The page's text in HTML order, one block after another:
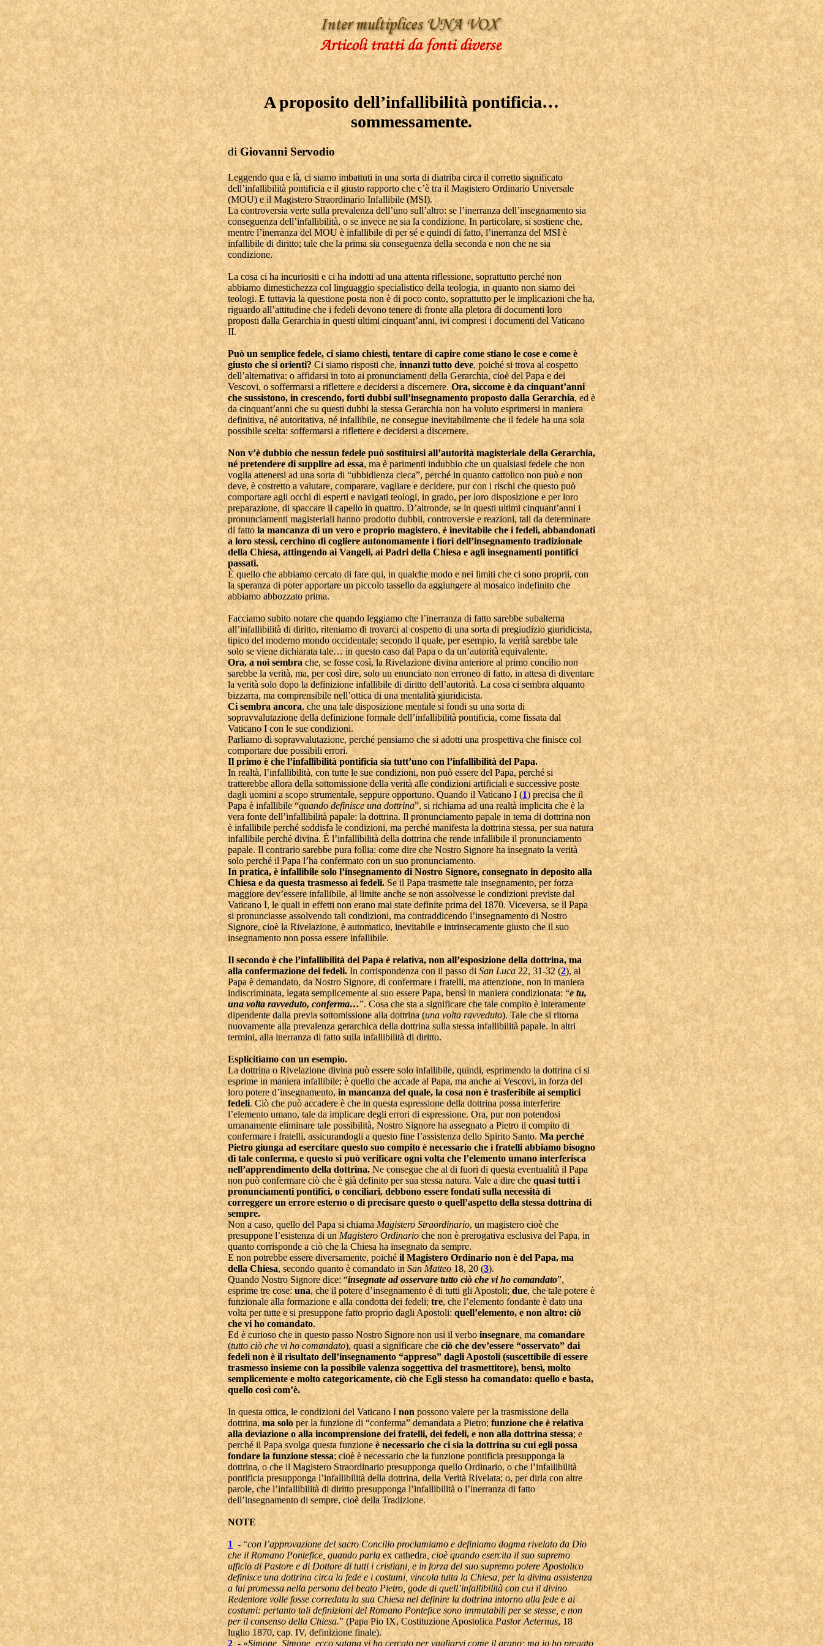
A proposito dell’infallibilità pontificia…
sommessamente.
diGiovanni Servodio
Leggendo qua e là, ci siamo imbattuti in una sorta di diatriba circa il corretto significato
dell’infallibilità pontificia e il giusto rapporto che c’è tra il Magistero Ordinario Universale
(MOU) e il Magistero Straordinario Infallibile (MSI).
La controversia verte sulla prevalenza dell’uno sull’altro: se l’inerranza dell’insegnamento sia
conseguenza dell’infallibilità, o se invece ne sia la condizione. In particolare, si sostiene che,
mentre l’inerranza del MOU è infallibile di per sé e quindi di fatto, l’inerranza del MSI è
infallibile di diritto; tale che la prima sia conseguenza della seconda e non che ne sia
condizione.
La cosa ci ha incuriositi e ci ha indotti ad una attenta riflessione, soprattutto perché non
abbiamo dimestichezza col linguaggio specialistico della teologia, in quanto non siamo dei
teologi. E tuttavia la questione posta non è di poco conto, soprattutto per le implicazioni che ha,
riguardo all’attitudine che i fedeli devono tenere di fronte alla pletora di documenti loro
proposti dalla Gerarchia in questi ultimi cinquant’anni, ivi compresi i documenti del Vaticano
II.
Può un semplice fedele, ci siamo chiesti, tentare di capire come stiano le cose e come è
giusto che si orienti?Ci siamo risposti che,innanzi tutto deve, poiché si trova al cospetto
dell’alternativa: o affidarsi in toto ai pronunciamenti della Gerarchia, cioè del Papa e dei
Vescovi, o soffermarsi a riflettere e decidersi a discernere.Ora, siccome è da cinquant’anni
che sussistono, in crescendo, forti dubbi sull’insegnamento proposto dalla Gerarchia, ed è
da cinquant’anni che su questi dubbi la stessa Gerarchia non ha voluto esprimersi in maniera
definitiva, né autoritativa, né infallibile, ne consegue inevitabilmente che il fedele ha una sola
possibile scelta: soffermarsi a riflettere e decidersi a discernere.
Non v’è dubbio che nessun fedele può sostituirsi all’autorità magisteriale della Gerarchia,
né pretendere di supplire ad essa, ma è parimenti indubbio che un qualsiasi fedele che non
voglia attenersi ad una sorta di “ubbidienza cieca”, perché in quanto cattolico non può e non
deve, è costretto a valutare, comparare, vagliare e decidere, pur con i rischi che questo può
comportare agli occhi di esperti e navigati teologi, in grado, per loro disposizione e per loro
preparazione, di spaccare il capello in quattro. D’altronde, se in questi ultimi cinquant’anni i
pronunciamenti magisteriali hanno prodotto dubbii, controversie e reazioni, tali da determinare
di fattola mancanza di un vero e proprio magistero,è inevitabile che i fedeli, abbandonati
a loro stessi, cerchino di cogliere autonomamente i fiori dell’insegnamento tradizionale
della Chiesa, attingendo ai Vangeli, ai Padri della Chiesa e agli insegnamenti pontifici
passati.
È quello che abbiamo cercato di fare qui, in qualche modo e nei limiti che ci sono proprii, con
la speranza di poter apportare un piccolo tassello da aggiungere al mosaico indefinito che
abbiamo abbozzato prima.
Facciamo subito notare che quando leggiamo che l’inerranza di fatto sarebbe subalterna
all’infallibilità di diritto, riteniamo di trovarci al cospetto di una sorta di pregiudizio giuridicista,
tipico del moderno mondo occidentale; secondo il quale, per esempio, la verità sarebbe tale
solo se viene dichiarata tale… in questo caso dal Papa o da un’autorità equivalente.
Ora, a noi sembrache, se fosse così, la Rivelazione divina anteriore al primo concilio non
sarebbe la verità, ma, per così dire, solo un enunciato non erroneo di fatto, in attesa di diventare
la verità solo dopo la definizione infallibile di diritto dell’autorità. La cosa ci sembra alquanto
bizzarra, ma comprensibile nell’ottica di una mentalità giuridicista.
Ci sembra ancora, che una tale disposizione mentale si fondi su una sorta di
sopravvalutazione della definizione formale dell’infallibilità pontificia, come fissata dal
Vaticano I con le sue condizioni.
Parliamo di sopravvalutazione, perché pensiamo che si adotti una prospettiva che finisce col
comportare due possibili errori.
Il primo è che l’infallibilità pontificia sia tutt’uno con l’infallibilità del Papa.
In realtà, l’infallibilità, con tutte le sue condizioni, non può essere del Papa, perché si
tratterebbe allora della sottomissione della verità alle condizioni artificiali e successive poste
dagli uomini a scopo strumentale, seppure opportuno. Quando il Vaticano I (1) precisa che il
Papa è infallibile “quando definisce una dottrina”, si richiama ad una realtà implicita che è la
vera fonte dell’infallibilità papale: la dottrina. Il pronunciamento papale in tema di dottrina non
è infallibile perché soddisfa le condizioni, ma perché manifesta la dottrina stessa, per sua natura
infallibile perché divina. È l’infallibilità della dottrina che rende infallibile il pronunciamento
papale. Il contrario sarebbe pura follia: come dire che Nostro Signore ha insegnato la verità
solo perché il Papa l’ha confermato con un suo pronunciamento.
In pratica, è infallibile solo l’insegnamento di Nostro Signore, consegnato in deposito alla
Chiesa e da questa trasmesso ai fedeli. Se il Papa trasmette tale insegnamento, per forza
maggiore dev’essere infallibile, al limite anche se non assolvesse le condizioni previste dal
Vaticano I, le quali in effetti non erano mai state definite prima del 1870. Viceversa, se il Papa
si pronunciasse assolvendo tali condizioni, ma contraddicendo l’insegnamento di Nostro
Signore, cioè la Rivelazione, è automatico, inevitabile e intrinsecamente giusto che il suo
insegnamento non possa essere infallibile.
Il secondo è che l’infallibilità del Papa è relativa, non all’esposizione della dottrina, ma
alla confermazione dei fedeli.In corrispondenza con il passo diSan Luca22, 31-32(2), al
Papa è demandato, da Nostro Signore, di confermare i fratelli, ma attenzione, non in maniera
indiscriminata, legata semplicemente al suo essere Papa, bensì in maniera condizionata: “e tu,
una volta ravveduto, conferma…”. Cosa che sta a significare che tale compito è interamente
dipendente dalla previa sottomissione alla dottrina (una volta ravveduto). Tale che si ritorna
nuovamente alla prevalenza gerarchica della dottrina sulla stessa infallibilità papale. In altri
termini, alla inerranza di fatto sulla infallibilità di diritto.
Esplicitiamo con un esempio.
La dottrina o Rivelazione divina può essere solo infallibile, quindi, esprimendo la dottrina ci si
esprime in maniera infallibile; è quello che accade al Papa, ma anche ai Vescovi, in forza del
loro potere d’insegnamento,in mancanza del quale, la cosa non è trasferibile ai semplici
fedeli. Ciò che può accadere è che in questa espressione della dottrina possa interferire
l’elemento umano, tale da implicare degli errori di espressione. Ora, pur non potendosi
umanamente eliminare tale possibilità, Nostro Signore ha assegnato a Pietro il compito di
confermare i fratelli, assicurandogli a questo fine l’assistenza dello Spirito Santo.Ma perché
Pietro giunga ad esercitare questo suo compito è necessario che i fratelli abbiamo bisogno
di tale conferma, e questo si può verificare ogni volta che l’elemento umano interferisca
nell’apprendimento della dottrina.Ne consegue che al di fuori di questa eventualità il Papa
non può confermare ciò che è già definito per sua stessa natura. Vale a dire chequasi tutti i
pronunciamenti pontifici, o conciliari, debbono essere fondati sulla necessità di
correggere un errore esterno o di precisare questo o quell’aspetto della stessa dottrina di
sempre.
Non a caso, quello del Papa si chiamaMagistero Straordinario, un magistero cioè che
presuppone l’esistenza di unMagistero Ordinario che non è prerogativa esclusiva del Papa, in
quanto corrisponde a ciò che la Chiesa ha insegnato da sempre.
E non potrebbe essere diversamente, poichéil Magistero Ordinario non è del Papa, ma
della Chiesa, secondo quanto è comandato inSan Matteo18, 20 (3).
Quando Nostro Signore dice: “insegnate ad osservare tutto ciò che vi ho comandato”,
esprime tre cose:una, che il potere d’insegnamento è di tutti gli Apostoli;due, che tale potere è
funzionale alla formazione e alla condotta dei fedeli;tre, che l’elemento fondante è dato una
volta per tutte e si presuppone fatto proprio dagli Apostoli: quell’elemento, e non altro: ciò
che vi ho comandato.
Ed è curioso che in questo passo Nostro Signore non usi il verboinsegnare, macomandare
(tutto ciò che vi ho comandato), quasi a significare checiò che dev’essere “osservato” dai
fedeli non è il risultato dell’insegnamento “appreso” dagli Apostoli (suscettibile di essere
trasmesso insieme con la possibile valenza soggettiva del trasmettitore), bensì, molto
semplicemente e molto categoricamente, ciò che Egli stesso ha comandato: quello e basta,
quello così com’è.
In questa ottica, le condizioni del Vaticano Inonpossono valere per la trasmissione della
dottrina, ma soloper la funzione di “conferma” demandata a Pietro;funzione che è relativa
alla deviazione o alla incomprensione dei fratelli, dei fedeli, e non alla dottrina stessa; e
perché il Papa svolga questa funzioneè necessario che ci sia la dottrina su cui egli possa
fondare la funzione stessa; cioè è necessario che la funzione pontificia presupponga la
dottrina, o che il Magistero Straordinario presupponga quello Ordinario, o che l’infallibilità
pontificia presupponga l’infallibilità della dottrina, della Verità Rivelata; o, per dirla con altre
parole, che l’infallibilità di diritto presupponga l’infallibilità o l’inerranza di fatto
dell’insegnamento di sempre, cioè della Tradizione.
NOTE
1 - “con l’approvazione del sacro Concilio proclamiamo e definiamo dogma rivelato da Dio
che il Romano Pontefice, quando parlaex cathedra, cioè quando esercita il suo supremo
ufficio di Pastore e di Dottore di tutti i cristiani, e in forza del suo supremo potere Apostolico
definisce una dottrina circa la fede e i costumi, vincola tutta la Chiesa, per la divina assistenza
a lui promessa nella persona del beato Pietro, gode di quell’infallibilità con cui il divino
Redentore volle fosse corredata la sua Chiesa nel definire la dottrina intorno alla fede e ai
costumi: pertanto tali definizioni del Romano Pontefice sono immutabili per se stesse, e non
per il consenso della Chiesa.” (Papa Pio IX, Costituzione Apostolica Pastor Aeternus, 18
luglio 1870, cap. IV, definizione finale).
2 - «Simone, Simone, ecco satana vi ha cercato per vagliarvi come il grano; ma io ho pregato